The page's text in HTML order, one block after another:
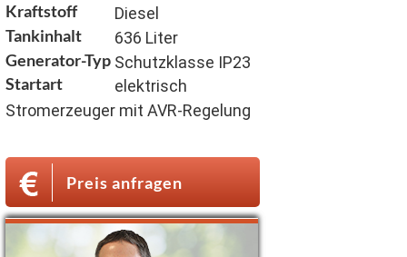
Kraftstoff Diesel
Tankinhalt 636 Liter
Generator-Typ Schutzklasse IP23
Startart
elektrisch
Stromerzeuger mit AVR-Regelung
Preis anfragen